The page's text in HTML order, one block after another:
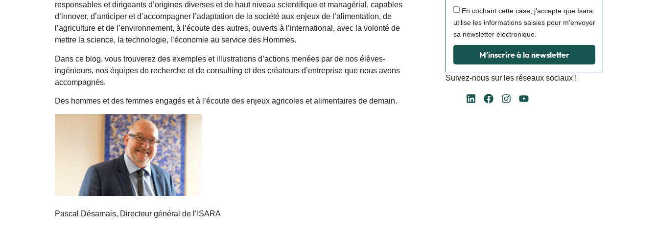
responsables et dirigeants d’origines diverses et de haut niveau scientifique et managérial, capables
d’innover, d’anticiper et d’accompagner l’adaptation de la société aux enjeux de l’alimentation, de
l’agriculture et de l’environnement, à l’écoute des autres, ouverts à l’international, avec la volonté de
mettre la science, la technologie, l’économie au service des Hommes.
Dans ce blog, vous trouverez des exemples et illustrations d’actions menées par de nos élèves-
ingénieurs, nos équipes de recherche et de consulting et des créateurs d’entreprise que nous avons
accompagnés.
Des hommes et des femmes engagés et à l’écoute des enjeux agricoles et alimentaires de demain.
Pascal Désamais, Directeur général de l’ISARA
En cochant cette case, j'accepte que Isara
utilise les informations saisies pour m'envoyer
sa newsletter électronique.
M’inscrire à la newsletter
Suivez-nous sur les réseaux sociaux !